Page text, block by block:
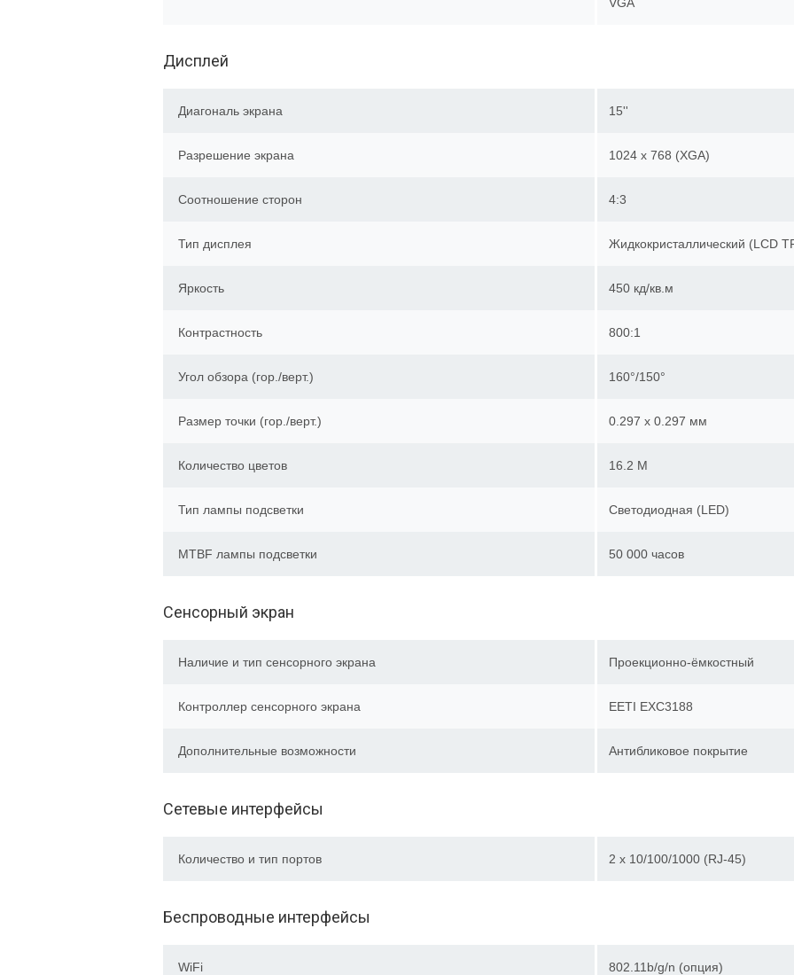
Дисплей
Диагональ экрана 15''
Разрешение экрана 1024 x 768 (XGA)
Соотношение сторон 4:3
Тип дисплея Жидкокристаллический (LCD
Яркость 450 кд/кв.м
Контрастность 800:1
Угол обзора (гор./верт.) 160°/150°
Размер точки (гор./верт.) 0.297 x 0.297 мм
Количество цветов 16.2 M
Тип лампы подсветки Светодиодная (LED)
MTBF лампы подсветки 50 000 часов
Сенсорный экран
Наличие и тип сенсорного экрана Проекционно-ёмкостный
Контроллер сенсорного экрана EETI EXC3188
Дополнительные возможности Антибликовое покрытие
Сетевые интерфейсы
Количество и тип портов 2 х 10/100/1000 (RJ-45)
Беспроводные интерфейсы
WiFi 802.11b/g/n (опция)